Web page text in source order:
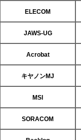
ELECOM
JAWS-UG
Acrobat
キヤノンMJ
MSI
SORACOM